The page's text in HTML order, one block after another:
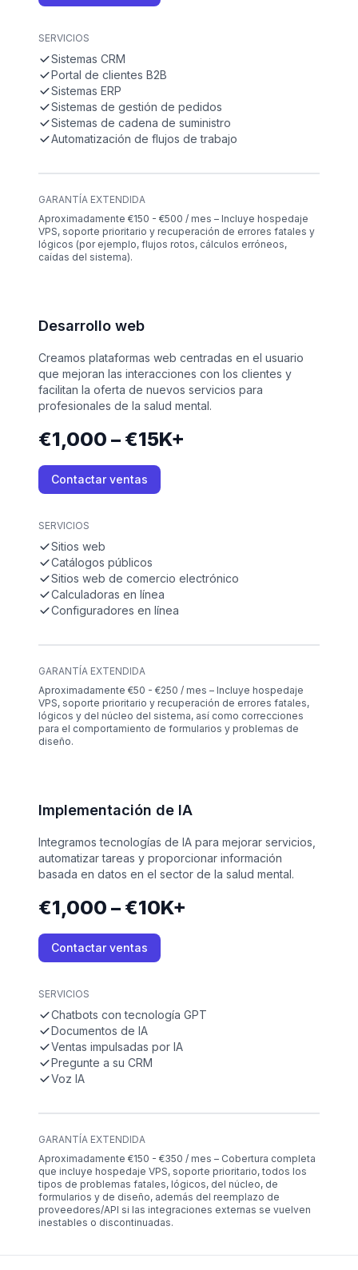
SERVICIOS
Sistemas CRM
Portal de clientes B2B
Sistemas ERP
Sistemas de gestión de pedidos
Sistemas de cadena de suministro
Automatización de flujos de trabajo
GARANTÍA EXTENDIDA
Aproximadamente €150 - €500 / mes – Incluye hospedaje
VPS, soporte prioritario y recuperación de errores fatales y
lógicos (por ejemplo, flujos rotos, cálculos erróneos,
caídas del sistema).
Desarrollo web
Creamos plataformas web centradas en el usuario
que mejoran las interacciones con los clientes y
facilitan la oferta de nuevos servicios para
profesionales de la salud mental.
€1,000 – €15K+
Contactar ventas
SERVICIOS
Sitios web
Catálogos públicos
Sitios web de comercio electrónico
Calculadoras en línea
Configuradores en línea
GARANTÍA EXTENDIDA
Aproximadamente €50 - €250 / mes – Incluye hospedaje
VPS, soporte prioritario y recuperación de errores fatales,
lógicos y del núcleo del sistema, así como correcciones
para el comportamiento de formularios y problemas de
diseño.
Implementación de IA
Integramos tecnologías de IA para mejorar servicios,
automatizar tareas y proporcionar información
basada en datos en el sector de la salud mental.
€1,000 – €10K+
Contactar ventas
SERVICIOS
Chatbots con tecnología GPT
Documentos de IA
Ventas impulsadas por IA
Pregunte a su CRM
Voz IA
GARANTÍA EXTENDIDA
Aproximadamente €150 - €350 / mes – Cobertura completa
que incluye hospedaje VPS, soporte prioritario, todos los
tipos de problemas fatales, lógicos, del núcleo, de
formularios y de diseño, además del reemplazo de
proveedores/API si las integraciones externas se vuelven
inestables o discontinuadas.